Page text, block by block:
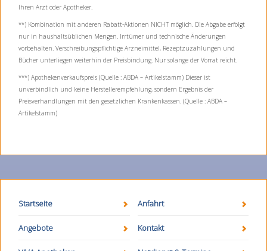
Ihren Arzt oder Apotheker.
**) Kombination mit anderen Rabatt-Aktionen NICHT möglich. Die Abgabe erfolgt
nur in haushaltsüblichen Mengen. Irrtümer und technische Änderungen
vorbehalten. Verschreibungspflichtige Arzneimittel, Rezeptzuzahlungen und
Bücher unterliegen weiterhin der Preisbindung. Nur solange der Vorrat reicht.
***) Apothekenverkaufspreis (Quelle : ABDA – Artikelstamm) Dieser ist
unverbindlich und keine Herstellerempfehlung, sondern Ergebnis der
Preisverhandlungen mit den gesetzlichen Krankenkassen. (Quelle : ABDA –
Artikelstamm)
Startseite
Angebote
Anfahrt
Kontakt